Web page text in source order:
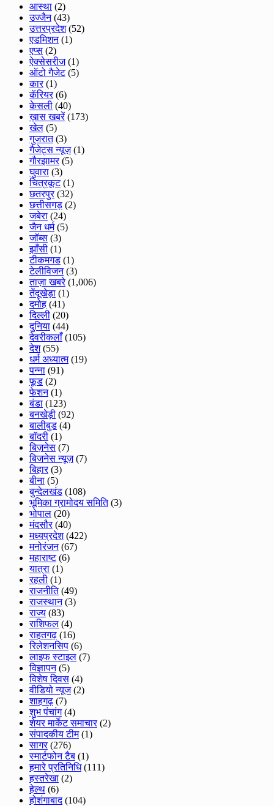
आस्था (2)
उज्जैन(43)
उत्तरप्रदेश(52)
एडमिशन(1)
एप्स (2)
ऐक्सेसरीज(1)
ऑटो गैजेट(5)
कार(1)
कॅरियर(6)
केसली (40)
ख़ास खबरें(173)
खेल (5)
गुजरात(3)
गैजेट्स न्यूज़(1)
गौरझामर(5)
घुवारा (3)
चित्रकूट(1)
छतरपुर(32)
छत्तीसगड़ (2)
जबेरा (24)
जैन धर्म(5)
जॉब्स (3)
झाँसी (1)
टीकमगड (1)
टेलीविजन(3)
ताज़ा खबरे(1,006)
तेंदूखेड़ा (1)
दमोह (41)
दिल्ली (20)
दुनिया (44)
देवरीकलाँ(105)
देश(55)
धर्म अध्यात्म(19)
पन्ना (91)
फूड (2)
फेशन(1)
बंडा (123)
बनखेड़ी (92)
बालीबुड (4)
बाॅदरी (1)
बिज़नेस (7)
बिजनेस न्यूज़(7)
बिहार(3)
बीना (5)
बुन्देलखंड (108)
भूमिका ग्रामोदय समिति(3)
भोपाल (20)
मंदसौर(40)
मध्यप्रदेश(422)
मनोरंजन(67)
महाराष्ट(6)
यात्रा (1)
रहली (1)
राजनीति(49)
राजस्थान(3)
राज्य (83)
राशिफल (4)
राहतगढ़ (16)
रिलेशनसिप (6)
लाइफ स्टाइल (7)
विज्ञापन(5)
विशेष दिवस (4)
वीडियो न्यूज(2)
शाहगढ़ (7)
शुभ पंचांग(4)
शेयर मार्केट समाचार(2)
संपादकीय टीम(1)
सागर(276)
स्मार्टफोन टैब (1)
हमारे प्रतिनिधि(111)
हस्तरेखा (2)
हेल्थ (6)
होशंगाबाद(104)